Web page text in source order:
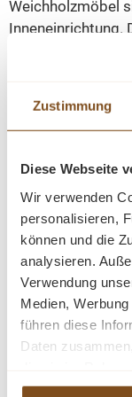
Zustimmung
Diese Webseite
Wir verwenden
personalisieren,
können und die
analysieren.
Verwendung
Medien,
führen diese
Daten
haben.
Weichholzmöbel
Inneneinrichtung.
bewusst gewollt
Möbels. Der
Schrank ist ein
Kommoden,
bei bestellen.
Die
Tiefe: 55 cm.
gewachst
3 Schubladen
2